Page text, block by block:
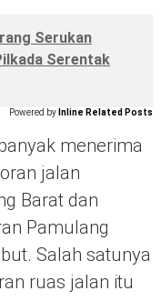
Serukan
Serentak
Powered by Inline Related Posts
menerima
jalan
Barat dan
Pamulang
Salah satunya
ruas jalan itu